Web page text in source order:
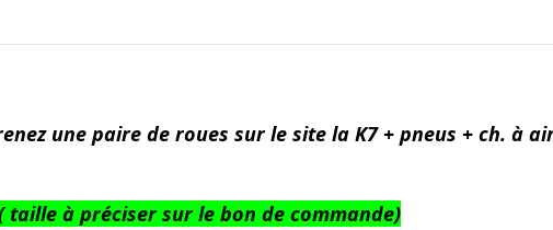
une paire de roues sur le site la K7 + pneus + ch. à
taille à préciser sur le bon de commande)